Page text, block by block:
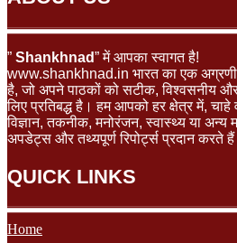
” Shankhnad” में आपका स्वागत है!
www.shankhnad.in भारत का एक अग्रणी
है, जो अपने पाठकों को सटीक, विश्वसनीय और
लिए प्रतिबद्ध है। हम आपको हर क्षेत्र में, चाहे
विज्ञान, तकनीक, मनोरंजन, स्वास्थ्य या अन्य
अपडेट्स और तथ्यपूर्ण रिपोर्ट्स प्रदान करते
QUICK LINKS
Home